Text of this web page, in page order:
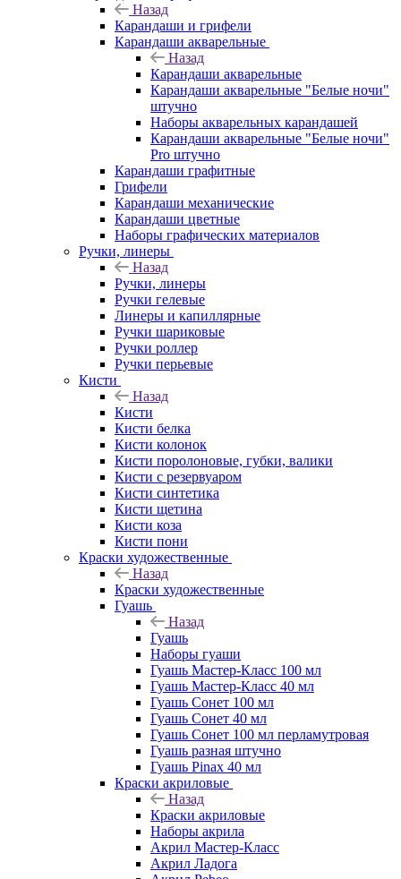
Назад
Карандаши и грифели
Карандаши акварельные
Назад
Карандаши акварельные
Карандаши акварельные "Белые ночи"
штучно
Наборы акварельных карандашей
Карандаши акварельные "Белые ночи"
Pro штучно
Карандаши графитные
Грифели
Карандаши механические
Карандаши цветные
Наборы графических материалов
Ручки, линеры
Назад
Ручки, линеры
Ручки гелевые
Линеры и капиллярные
Ручки шариковые
Ручки роллер
Ручки перьевые
Кисти
Назад
Кисти
Кисти белка
Кисти колонок
Кисти поролоновые, губки, валики
Кисти с резервуаром
Кисти синтетика
Кисти щетина
Кисти коза
Кисти пони
Краски художественные
Назад
Краски художественные
Гуашь
Назад
Гуашь
Наборы гуаши
Гуашь Мастер-Класс 100 мл
Гуашь Мастер-Класс 40 мл
Гуашь Сонет 100 мл
Гуашь Сонет 40 мл
Гуашь Сонет 100 мл перламутровая
Гуашь разная штучно
Гуашь Pinax 40 мл
Краски акриловые
Назад
Краски акриловые
Наборы акрила
Акрил Мастер-Класс
Акрил Ладога